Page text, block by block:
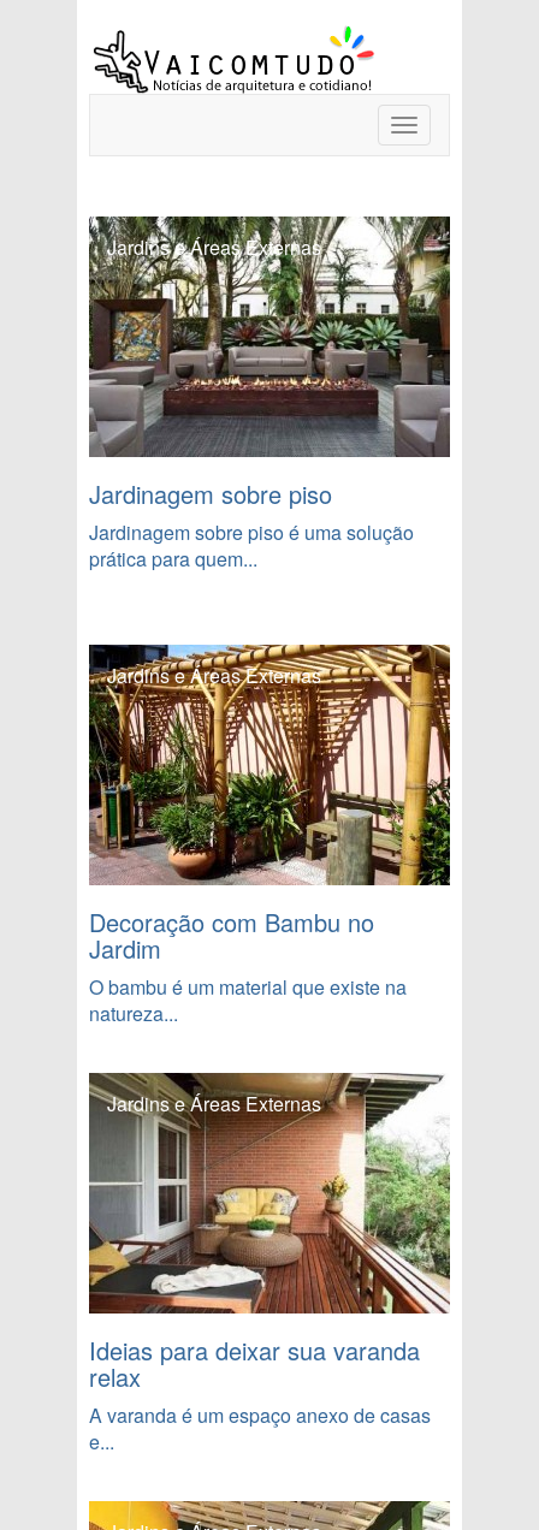
Toggle
navigation
Jardins e Áreas Externas
Jardinagem sobre piso
Jardinagem sobre piso é uma solução
prática para quem...
Jardins e Áreas Externas
Decoração com Bambu no
Jardim
O bambu é um material que existe na
natureza...
Jardins e Áreas Externas
Ideias para deixar sua varanda
relax
A varanda é um espaço anexo de casas
e...